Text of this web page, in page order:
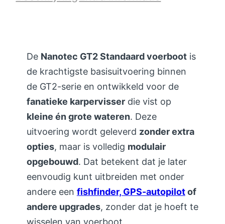
De Nanotec GT2 Standaard voerbootis
de krachtigste basisuitvoering binnen
de GT2-serie en ontwikkeld voor de
fanatieke karpervisserdie vist op
kleine én grote wateren. Deze
uitvoering wordt geleverd zonder extra
opties, maar is volledig modulair
opgebouwd. Dat betekent dat je later
eenvoudig kunt uitbreiden met onder
andere een fishfinder, GPS-autopilotof
andere upgrades, zonder dat je hoeft te
wisselen van voerboot.